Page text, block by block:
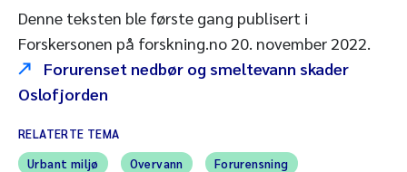
Denne teksten ble første gang publisert i
Forskersonen på forskning.no 20. november 2022.
Forurenset nedbør og smelte­vann skader
Oslofjorden
RELATERTE TEMA
Urbant miljø
Overvann Forurensning